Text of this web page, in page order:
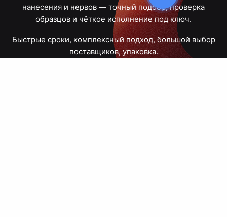
нанесения и нервов — точный подбор, проверка
образцов и чёткое исполнение под ключ.
Быстрые сроки, комплексный подход, большой выбор
поставщиков, упаковка.